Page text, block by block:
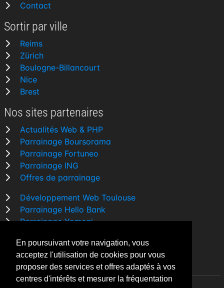
En poursuivant votre navigation, vous
acceptez l'utilisation de cookies pour vous
proposer des services et offres adaptés à vos
centres d'intérêts et mesurer la fréquentation
Contact
Sortir par ville
Reims
Zürich
Boulogne-Billancourt
Nice
Brest
Nos sites partenaires
Actualités Web & PHP
Parrainage Boursorama
Parrainage Fortuneo
Parrainage ING
Offres de parrainage
Développement Web Toulouse
Parrainage Hello Bank
Parrainage Yomoni
Comparatif banque